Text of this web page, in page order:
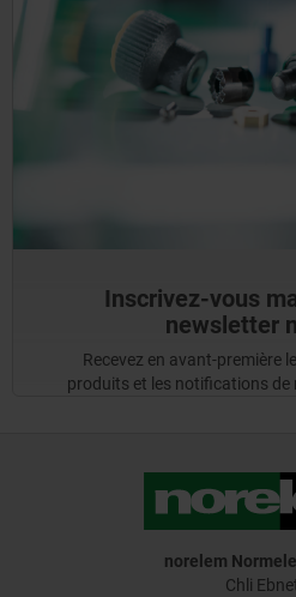
Inscrivez-vous
newsletter
Recevez en avant-première
produits et les notifications de
norelem
Chli